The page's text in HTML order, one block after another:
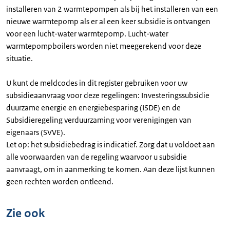
installeren van 2 warmtepompen als bij het installeren van een
nieuwe warmtepomp als er al een keer subsidie is ontvangen
voor een lucht-water warmtepomp. Lucht-water
warmtepompboilers worden niet meegerekend voor deze
situatie.
U kunt de meldcodes in dit register gebruiken voor uw
subsidieaanvraag voor deze regelingen: Investeringssubsidie
duurzame energie en energiebesparing (ISDE) en de
Subsidieregeling verduurzaming voor verenigingen van
eigenaars (SVVE).
Let op: het subsidiebedrag is indicatief. Zorg dat u voldoet aan
alle voorwaarden van de regeling waarvoor u subsidie
aanvraagt, om in aanmerking te komen. Aan deze lijst kunnen
geen rechten worden ontleend.
Zie ook